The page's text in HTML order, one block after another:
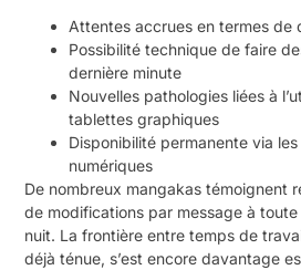
Attentes accrues en termes de
Possibilité technique de faire
dernière minute
Nouvelles pathologies liées à
tablettes graphiques
Disponibilité permanente via
numériques
De nombreux mangakas témoignent
de modifications par message à
nuit. La frontière entre temps de
déjà ténue, s’est encore davantage